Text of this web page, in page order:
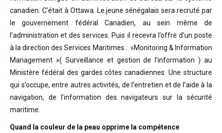
canadien. C’était à Ottawa. Le jeune sénégalais sera recruté par
le gouvernement fédéral Canadien, au sein même de
l’administration et des services. Puis il recevra l’offre d’un poste
à la direction des Services Maritimes : »Monitoring & Information
Management »( Surveillance et gestion de l’information ) au
Ministère fédéral des gardes côtes canadiennes. Une structure
qui s’occupe, entre autres activités, de l’entretien et de l’aide à la
navigation, de l’information des navigateurs sur la sécurité
maritime.
Quand la couleur de la peau opprime la compétence